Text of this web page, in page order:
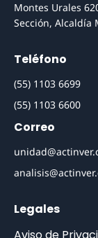
Montes Urales
Sección, Alcaldía
Teléfono
(55) 1103 6699
(55) 1103 6600
Correo
Legales